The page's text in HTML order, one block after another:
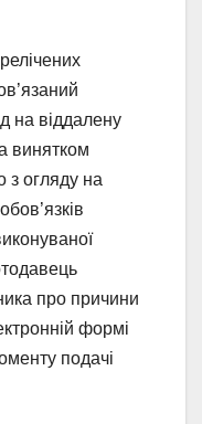
на віддалену
винятком
з огляду на
про причини
формі
подачі